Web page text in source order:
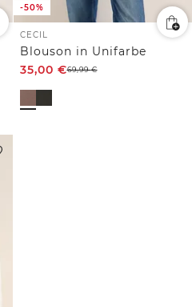
-50%
CECIL
Blouson in Unifarbe
35,00 €69,99€